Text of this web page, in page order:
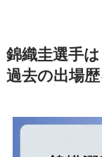
錦織圭選手
過去の出場